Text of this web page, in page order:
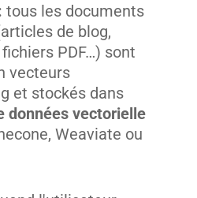
tous les documents
de blog,
PDF…) sont
vecteurs
et stockés dans
données vectorielle
Weaviate ou